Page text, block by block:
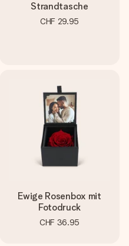
Strandtasche
CHF 29.95
Ewige Rosenbox mit
Fotodruck
CHF 36.95